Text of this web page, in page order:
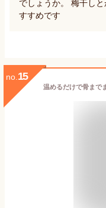
でしょうか。 梅干し
すすめです
no. 15